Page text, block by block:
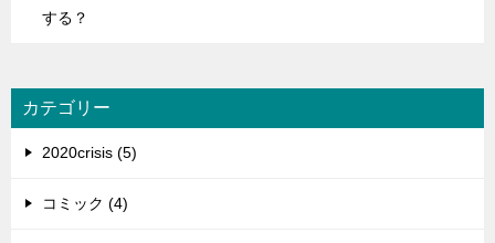
する？
カテゴリー
2020crisis (5)
コミック (4)